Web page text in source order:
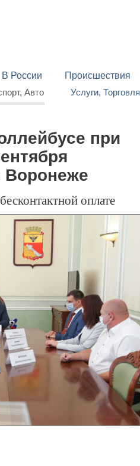
В России Происшествия
Авто Услуги, Торговля
при
Воронеже
оплате